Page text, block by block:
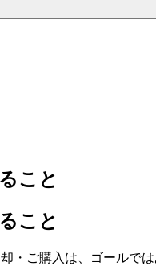
こと
こと
・ご購入は、ゴールでは